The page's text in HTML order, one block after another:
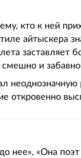
кто к ней
айтыскера
заставляет
и
неоднозначную
откровенно
нее», «Она